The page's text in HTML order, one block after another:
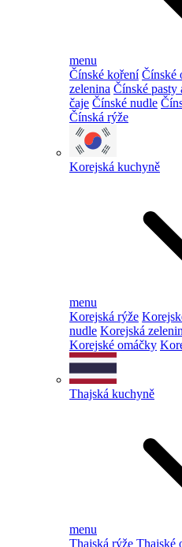
menu
Čínské koření Čínské
zelenina Čínské pasty
čaje Čínské nudle
Čínská rýže
Korejská kuchyně
menu
Korejská rýže
nudle Korejská
Korejské omáčky
Thajská kuchyně
menu
Thajská rýže Thajské